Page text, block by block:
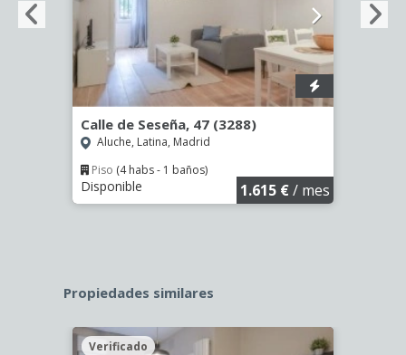
Calle de Seseña, 47 (3288)
Aluche, Latina, Madrid
Piso (4 habs - 1 baños)
Disponible 1.615 €/ mes
Propiedades similares
Verificado